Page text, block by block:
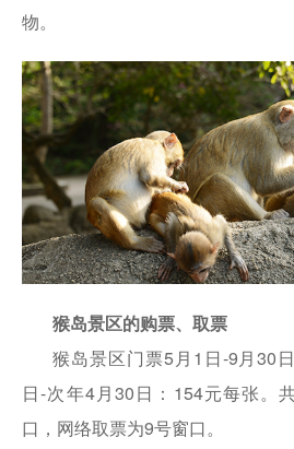
物。
猴岛景区的购票、取票
猴岛景区门票5月1日-9月30
日-次年4月30日：154元每张。
口，网络取票为9号窗口。